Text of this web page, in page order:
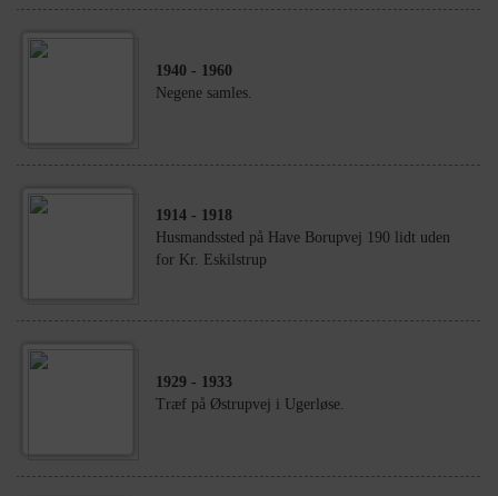
1940 - 1960
Negene samles.
1914 - 1918
Husmandssted på Have Borupvej 190 lidt uden
for Kr. Eskilstrup
1929 - 1933
Træf på Østrupvej i Ugerløse.